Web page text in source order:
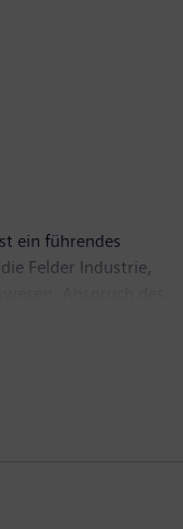
ein führendes
Felder Industrie,
die den Alltag
des
der